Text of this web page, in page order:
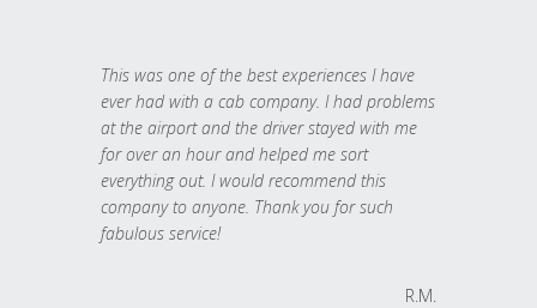
This was one of the best experiences I have
ever had with a cab company. I had problems
at the airport and the driver stayed with me
for over an hour and helped me sort
everything out. I would recommend this
company to anyone. Thank you for such
fabulous service!
R.M.